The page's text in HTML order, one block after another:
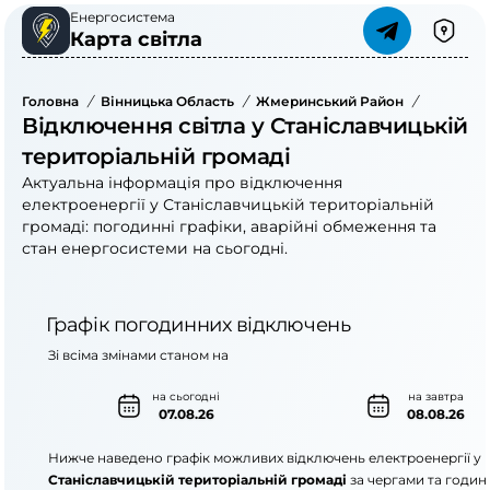
Енергосистема
Карта світла
Головна / Вінницька Область / Жмеринський Район /
Відключення світла у Станіславчицькій
територіальній громаді
Актуальна інформація про відключення
електроенергії у Станіславчицькій територіальній
громаді: погодинні графіки, аварійні обмеження та
стан енергосистеми на сьогодні.
Графік погодинних відключень
на сьогодні
07.08.26
на завтра
08.08.26
Зі всіма змінами станом на
Нижче наведено графік можливих відключень електроенергії у
Станіславчицькій територіальній громаді за чергами та